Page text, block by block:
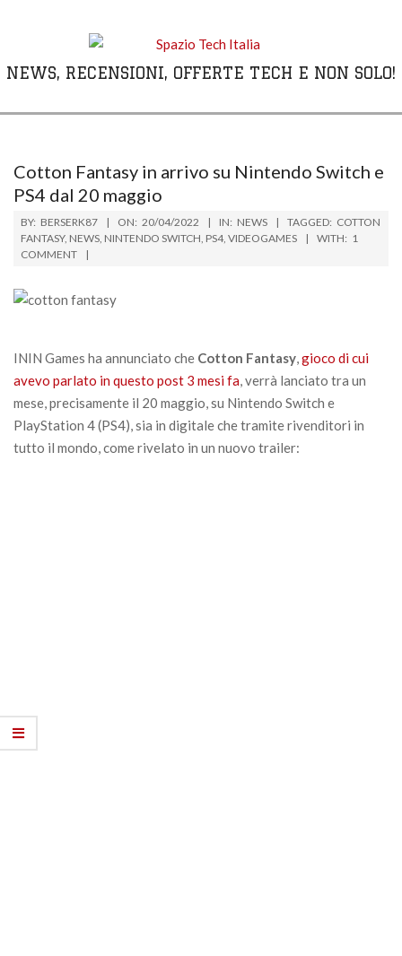
NEWS, RECENSIONI, OFFERTE TECH E NON SOLO!
MenuCotton Fantasy in arrivo su Nintendo Switch e
PS4 dal 20 maggio
BY: BERSERK87 ON: 20/04/2022 IN: NEWS TAGGED: COTTON
FANTASY, NEWS NINTENDO SWITCH PS4, VIDEOGAMES WITH: 1
COMMENT
ININ Games ha annunciato che Cotton Fantasy,gioco di cui
avevo parlato in questo post 3 mesi fa, verrà lanciato tra un
mese, precisamente il 20 maggio, su Nintendo Switch e
PlayStation 4 (PS4), sia in digitale che tramite rivenditori in
tutto il mondo, come rivelato in un nuovo trailer: